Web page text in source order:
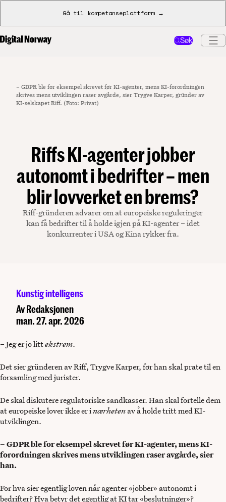
Gå til kompetanseplattform →
Søk
– GDPR ble for eksempel skrevet før KI-agenter, mens KI-forordningen
skrives mens utviklingen raser avgårde, sier Trygve Karper, gründer av
KI-selskapet Riff. (Foto: Privat)
Riffs KI-agenter jobber
autonomt i bedrifter – men
blir lovverket en brems?
Riff-gründeren advarer om at europeiske reguleringer
kan få bedrifter til å holde igjen på KI-agenter – idet
konkurrenter i USA og Kina rykker fra.
Kunstig intelligens
AvRedaksjonen
man. 27. apr. 2026
– Jeg er jo littekstrem.
Det sier gründeren av Riff, Trygve Karper, før han skal prate til en
forsamling med jurister.
De skal diskutere regulatoriske sandkasser. Han skal fortelle dem
at europeiske lover ikke er inærhetenav å holde tritt med KI-
utviklingen.
– GDPR ble for eksempel skrevet før KI-agenter, mens KI-
forordningen skrives mens utviklingen raser avgårde, sier
han.
For hva sier egentlig loven når agenter «jobber» autonomt i
bedrifter? Hva betyr det egentlig at KI tar «beslutninger»?